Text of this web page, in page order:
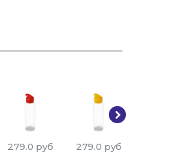
279.0 руб 279.0 руб